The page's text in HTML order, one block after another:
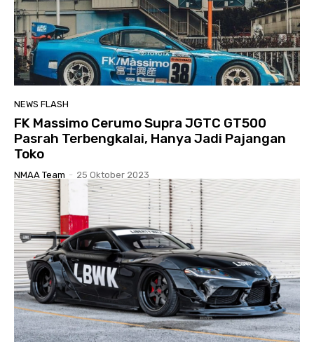
NEWS FLASH
FK Massimo Cerumo Supra JGTC GT500
Pasrah Terbengkalai, Hanya Jadi Pajangan
Toko
NMAA Team - 25 Oktober 2023